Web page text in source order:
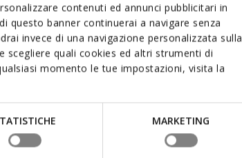
contenuti ed annunci pubblicitari in
questo banner continuerai a navigare senza
invece di una navigazione personalizzata sulla
scegliere quali cookies ed altri strumenti di
momento le tue impostazioni, visita la
MARKETING